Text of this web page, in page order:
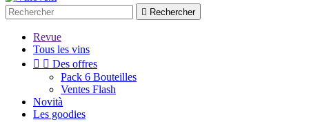
 Rechercher
Revue
Tous les vins
  Des offres
Pack 6 Bouteilles
Ventes Flash
Novità
Les goodies